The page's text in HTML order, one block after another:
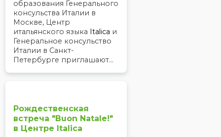
образования Генерального
консульства Италии в
Москве, Центр
итальянского языка Italica и
Генеральное консульство
Италии в Санкт-
Петербурге приглашают...
Рождественская
встреча "Buon Natale!"
в Центре Italica